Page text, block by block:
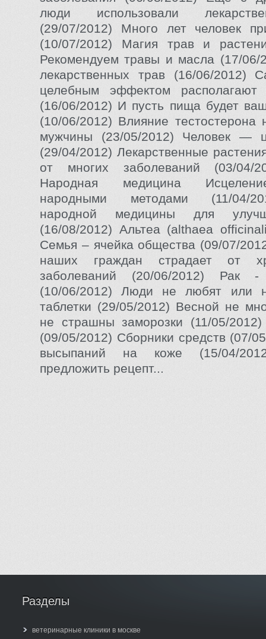
люди использовали
(29/07/2012) Много лет человек
(10/07/2012) Магия трав и
Рекомендуем травы и масла (17/06/
лекарственных трав (16/06/2012)
целебным эффектом
(16/06/2012) И пусть пища будет
(10/06/2012) Влияние тестостерона
мужчины (23/05/2012) Человек —
(29/04/2012) Лекарственные
от многих заболеваний (03/04/
Народная медицина
народными методами (11/04/
народной медицины для
(16/08/2012) Альтеа (althaea
Семья – ячейка общества (09/07/
наших граждан страдает от
заболеваний (20/06/2012) Рак
(10/06/2012) Люди не любят или
таблетки (29/05/2012) Весной не
не страшны заморозки (11/05/
(09/05/2012) Сборники средств (07/
высыпаний на коже (15/04/
предложить рецепт...
Разделы
ветеринарные клиники в москве